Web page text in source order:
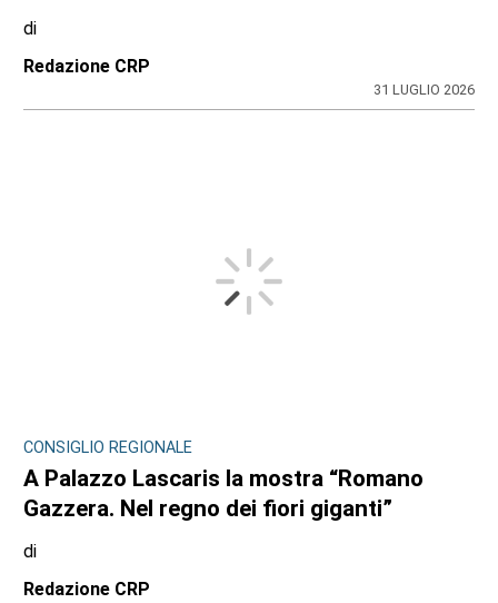
di
Redazione CRP
31 LUGLIO 2026
CONSIGLIO REGIONALE
A Palazzo Lascaris la mostra “Romano
Gazzera. Nel regno dei fiori giganti”
di
Redazione CRP